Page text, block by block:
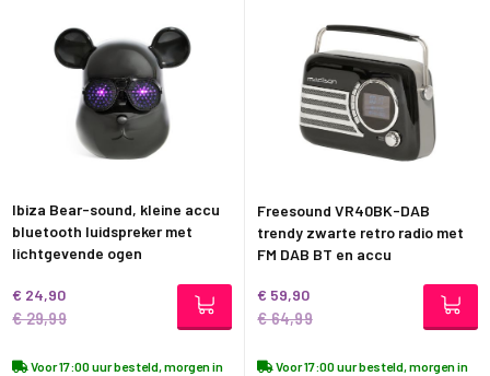
Ibiza Bear-sound, kleine accu
bluetooth luidspreker met
lichtgevende ogen
€ 24,90
€ 29,99
Voor 17:00 uur besteld, morgen in
Freesound VR40BK-DAB
trendy zwarte retro radio met
FM DAB BT en accu
€ 59,90
€ 64,99
Voor 17:00 uur besteld, morgen in